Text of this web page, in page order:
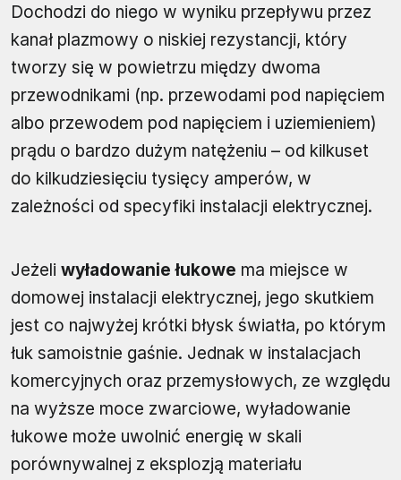
Dochodzi do niego w wyniku przepływu przez
kanał plazmowy o niskiej rezystancji, który
tworzy się w powietrzu między dwoma
przewodnikami (np. przewodami pod napięciem
albo przewodem pod napięciem i uziemieniem)
prądu o bardzo dużym natężeniu – od kilkuset
do kilkudziesięciu tysięcy amperów, w
zależności od specyfiki instalacji elektrycznej.
Jeżeli wyładowanie łukowe ma miejsce w
domowej instalacji elektrycznej, jego skutkiem
jest co najwyżej krótki błysk światła, po którym
łuk samoistnie gaśnie. Jednak w instalacjach
komercyjnych oraz przemysłowych, ze względu
na wyższe moce zwarciowe, wyładowanie
łukowe może uwolnić energię w skali
porównywalnej z eksplozją materiału